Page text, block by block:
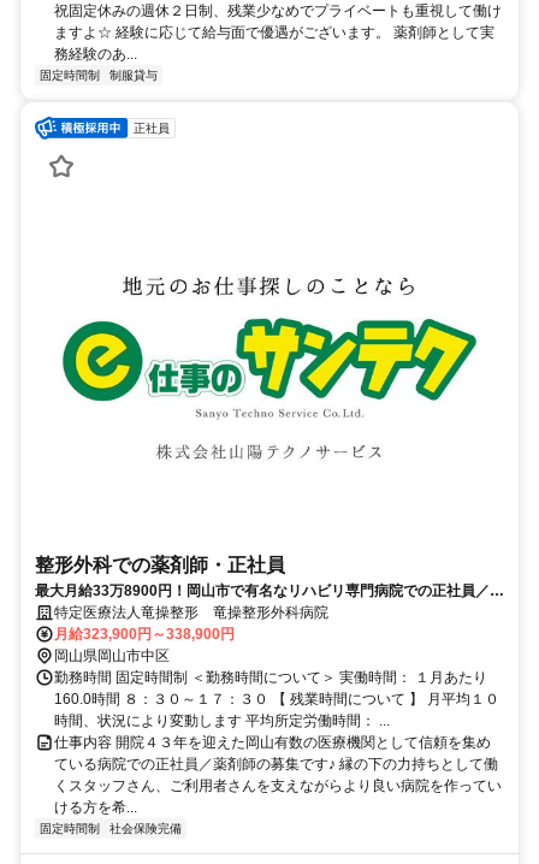
祝固定休みの週休２日制、残業少なめでプライベートも重視して働け
ますよ☆ 経験に応じて給与面で優遇がございます。 薬剤師として実
務経験のあ...
固定時間制 制服貸与
正社員
整形外科での薬剤師・正社員
最大月給33万8900円！岡山市で有名なリハビリ専門病院での正社員／薬
剤師☆経験があれば優遇あり◎
特定医療法人竜操整形 竜操整形外科病院
月給323,900円～338,900円
岡山県岡山市中区
勤務時間 固定時間制 ＜勤務時間について＞ 実働時間： １月あたり
160.0時間 ８：３０～１７：３０ 【 残業時間について 】 月平均１０
時間、状況により変動します 平均所定労働時間： ...
仕事内容 開院４３年を迎えた岡山有数の医療機関として信頼を集め
ている病院での正社員／薬剤師の募集です♪ 縁の下の力持ちとして働
くスタッフさん、ご利用者さんを支えながらより良い病院を作ってい
ける方を希...
固定時間制 社会保険完備